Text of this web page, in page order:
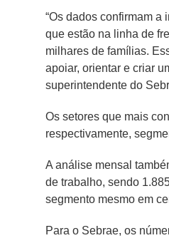
“Os dados confirmam
que estão na linha de
milhares de famílias.
apoiar, orientar e criar
superintendente do
Os setores que mais
respectivamente,
A análise mensal
de trabalho, sendo
segmento mesmo em
Para o Sebrae, os